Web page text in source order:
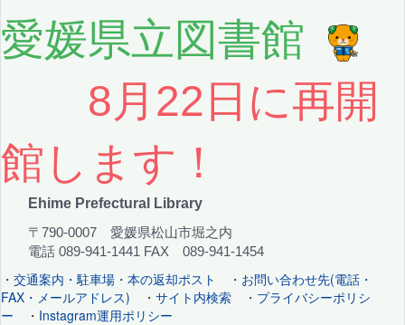
愛媛県立図書館
8月22日に再開
館します！
Ehime Prefectural Library
〒790-0007 愛媛県松山市堀之内
電話 089-941-1441 FAX 089-941-1454
・ 交通案内・駐車場・本の返却ポスト ・ お問い合わせ先(電話・
FAX・メールアドレス) ・ サイト内検索 ・ プライバシーポリシ
ー ・ Instagram運用ポリシー